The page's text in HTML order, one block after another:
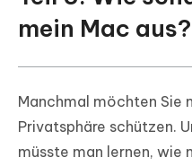
mein Mac aus?
Manchmal möchten Sie
Privatsphäre schützen.
müsste man lernen, wie